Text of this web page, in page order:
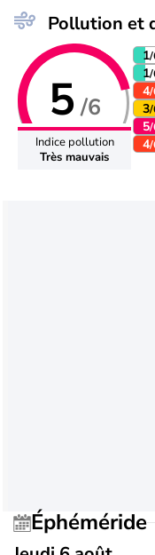
Pollution et
5 /6
Indice pollution
Très mauvais
1/
1/
4/
3/
5/
4/
Éphéméride